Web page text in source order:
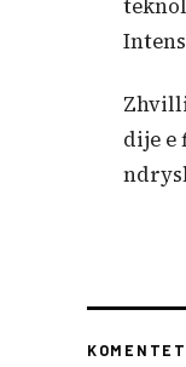
dije e
KOMENTET